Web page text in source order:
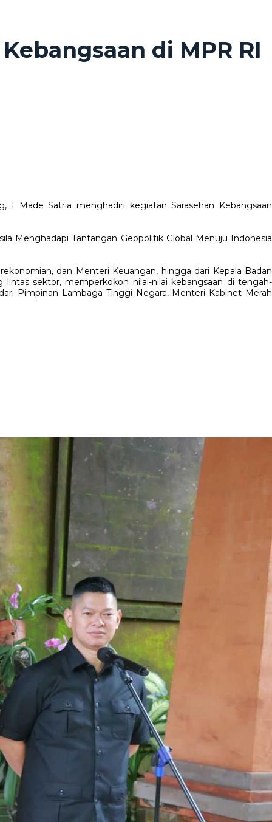
di MPR RI
Made Satria menghadiri kegiatan Sarasehan Kebangsaan
Menghadapi Tantangan Geopolitik Global Menuju Indonesia
dan Menteri Keuangan, hingga dari Kepala Badan
lintas sektor, memperkokoh nilai-nilai kebangsaan di tengah-
Pimpinan Lambaga Tinggi Negara, Menteri Kabinet Merah